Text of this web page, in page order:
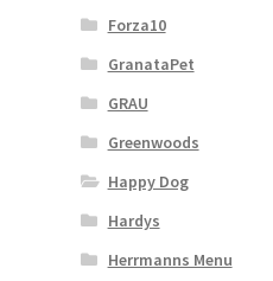
Forza10
GranataPet
GRAU
Greenwoods
Happy Dog
Hardys
Herrmanns Menu